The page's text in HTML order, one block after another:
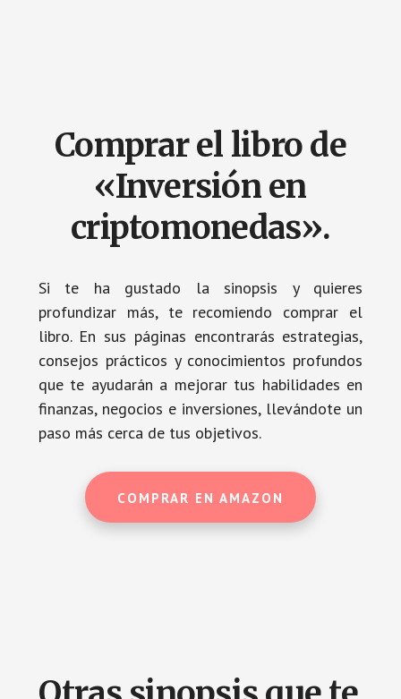
Comprar el libro de
«Inversión en
criptomonedas».
Si te ha gustado la sinopsis y quieres
profundizar más, te recomiendo comprar el
libro. En sus páginas encontrarás estrategias,
consejos prácticos y conocimientos profundos
que te ayudarán a mejorar tus habilidades en
finanzas, negocios e inversiones, llevándote un
paso más cerca de tus objetivos.
COMPRAR EN AMAZON